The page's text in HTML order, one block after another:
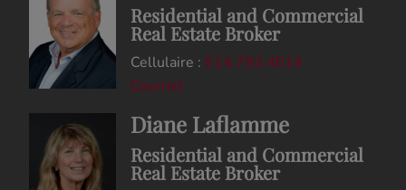
Residential and Commercial
Real Estate Broker
Cellulaire : 514.793.4514
Courriel
Diane Laflamme
Residential and Commercial
Real Estate Broker